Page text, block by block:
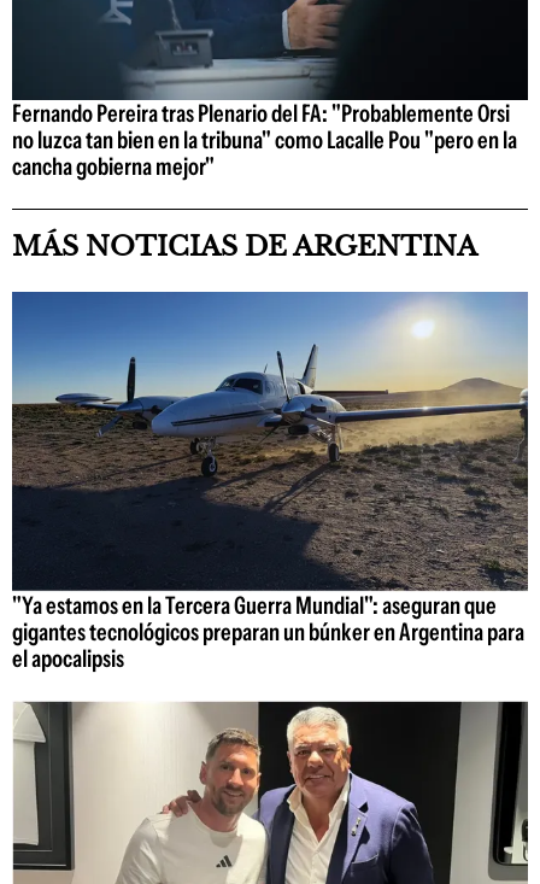
Fernando Pereira tras Plenario del FA: "Probablemente Orsi
no luzca tan bien en la tribuna" como Lacalle Pou "pero en la
cancha gobierna mejor"
MÁS NOTICIAS DE ARGENTINA
"Ya estamos en la Tercera Guerra Mundial": aseguran que
gigantes tecnológicos preparan un búnker en Argentina para
el apocalipsis